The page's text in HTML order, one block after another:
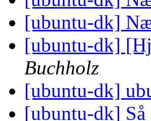
[ubuntu-dk]
[ubuntu-dk]
Buchholz
[ubuntu-dk]
[ubuntu-dk]